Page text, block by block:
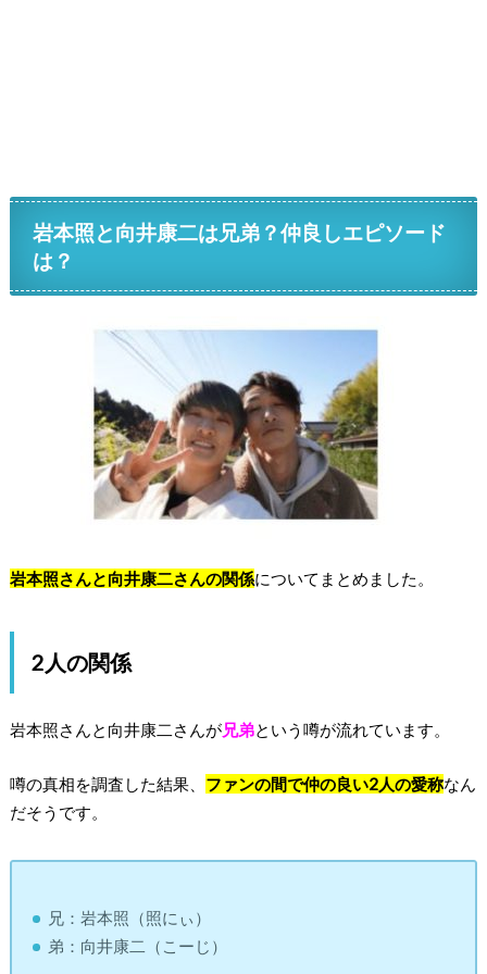
岩本照と向井康二は兄弟？仲良しエピソード
は？
岩本照さんと向井康二さんの関係についてまとめました。
2人の関係
岩本照さんと向井康二さんが兄弟という噂が流れています。
噂の真相を調査した結果、 ファンの間で仲の良い2人の愛称なん
だそうです。
兄：岩本照（照にぃ）
弟：向井康二（こーじ）